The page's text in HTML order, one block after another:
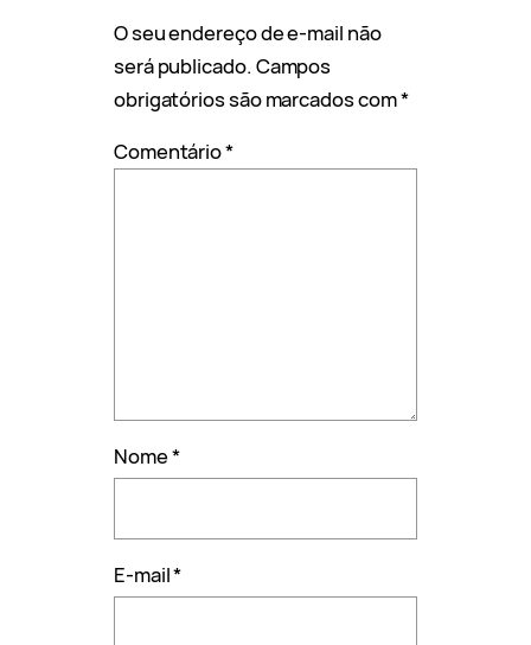
O seu endereço de e-mail não
será publicado. Campos
obrigatórios são marcados com*
Comentário*
Nome*
E-mail*